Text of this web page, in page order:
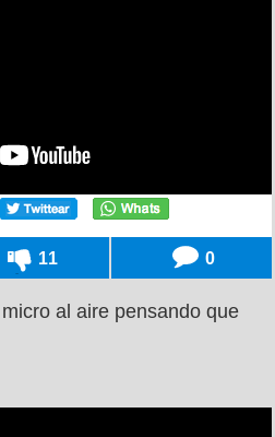
11 0
al aire pensando que